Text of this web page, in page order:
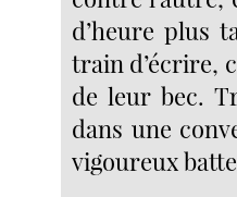
d’heure plus
train d’écrire,
de leur bec.
dans une
vigoureux